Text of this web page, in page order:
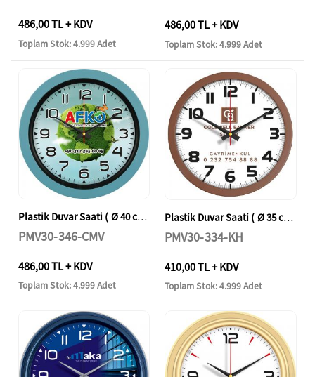
486,00 TL + KDV
Toplam Stok: 4.999 Adet
486,00 TL + KDV
Toplam Stok: 4.999 Adet
Plastik Duvar Saati ( Ø 40 cm )
PMV30-346-CMV
486,00 TL + KDV
Toplam Stok: 4.999 Adet
Plastik Duvar Saati ( Ø 35 cm )
PMV30-334-KH
410,00 TL + KDV
Toplam Stok: 4.999 Adet